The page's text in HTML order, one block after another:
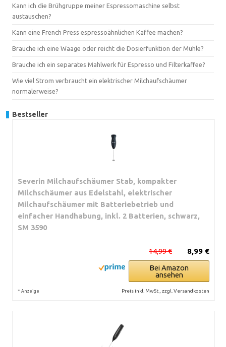
Kann ich die Brühgruppe meiner Espressomaschine selbst
austauschen?
Kann eine French Press espressoähnlichen Kaffee machen?
Brauche ich eine Waage oder reicht die Dosierfunktion der Mühle?
Brauche ich ein separates Mahlwerk für Espresso und Filterkaffee?
Wie viel Strom verbraucht ein elektrischer Milchaufschäumer
normalerweise?
Bestseller
Severin Milchaufschäumer Stab, kompakter
Milchschäumer aus Edelstahl, elektrischer
Milchaufschäumer mit Batteriebetrieb und
einfacher Handhabung, inkl. 2 Batterien, schwarz,
SM 3590
8,99 €
14,99 €
Bei Amazon
ansehen
* Anzeige Preis inkl. MwSt., zzgl. Versandkosten